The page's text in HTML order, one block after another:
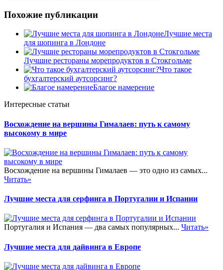
Похожие публикации
Лучшие места
для шопинга в Лондоне
Лучшие рестораны морепродуктов в Стокгольме
Что такое
бухгалтерский аутсорсинг?
Благое намерение
Интересные статьи
Восхождение на вершины Гималаев: путь к самому
высокому в мире
Восхождение на вершины Гималаев — это одно из самых...
Читать»
Лучшие места для серфинга в Португалии и Испании
Португалия и Испания — два самых популярных... Читать»
Лучшие места для дайвинга в Европе